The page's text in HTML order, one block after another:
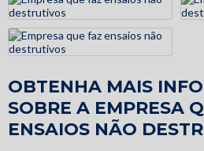
OBTENHA MAIS
SOBRE A EMPRESA
ENSAIOS NÃO